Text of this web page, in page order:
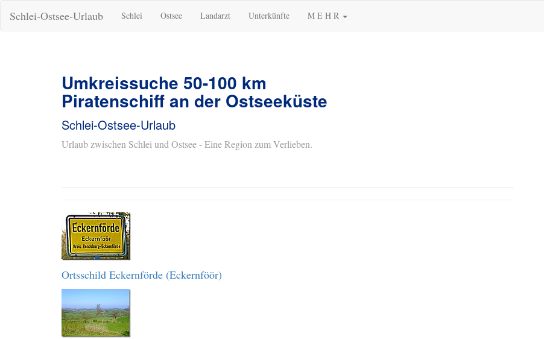
Schlei-Ostsee-Urlaub Schlei Ostsee Landarzt Unterkünfte M E H R
Umkreissuche 50-100 km
Piratenschiff an der Ostseeküste
Schlei-Ostsee-Urlaub
Urlaub zwischen Schlei und Ostsee - Eine Region zum Verlieben.
Ortsschild Eckernförde (Eckernföör)